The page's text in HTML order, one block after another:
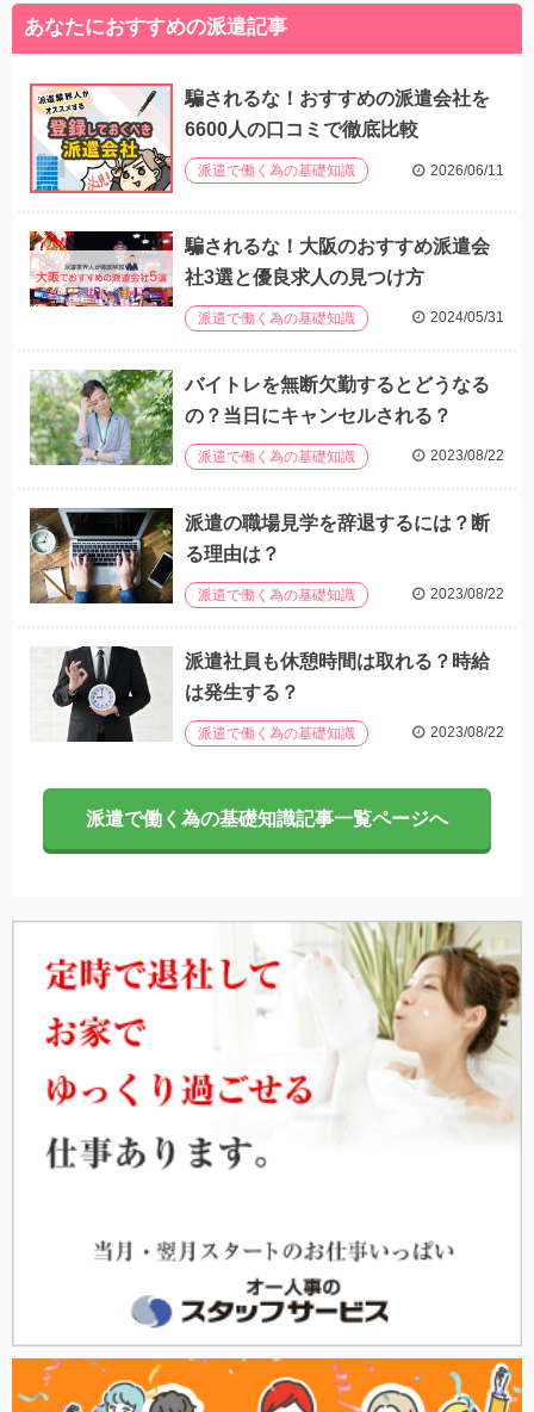
あなたにおすすめの派遣記事
騙されるな！おすすめの派遣会社を
6600人の口コミで徹底比較
派遣で働く為の基礎知識 2026/06/11
騙されるな！大阪のおすすめ派遣会
社3選と優良求人の見つけ方
派遣で働く為の基礎知識 2024/05/31
バイトレを無断欠勤するとどうなる
の？当日にキャンセルされる？
派遣で働く為の基礎知識 2023/08/22
派遣の職場見学を辞退するには？断
る理由は？
派遣で働く為の基礎知識 2023/08/22
派遣社員も休憩時間は取れる？時給
は発生する？
派遣で働く為の基礎知識 2023/08/22
派遣で働く為の基礎知識記事一覧ページへ